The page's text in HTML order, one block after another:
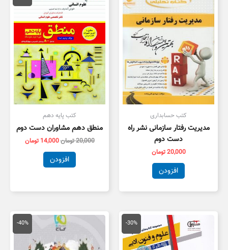
کتب حسابداری
مدیریت رفتار سازمانی نشر راه
دست دوم
20,000تومان
افزودن
کتب پایه دهم
منطق دهم مشاوران دست دوم
20,000تومان
20,000 تومان
بود.
14,000 تومان
افزودن
-30%
قیمت
اصلی
59,000 تومان
بود.
قیمت
فعلی
است.
-40%
قیمت
اصلی
79,000 تومان
بود.
قیمت
فعلی